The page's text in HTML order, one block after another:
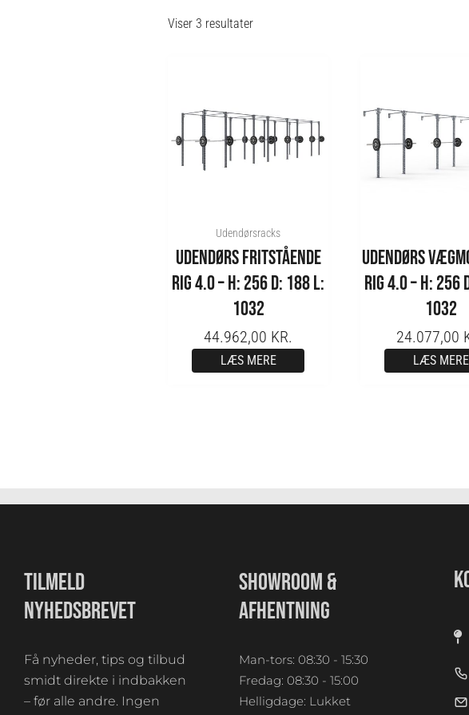
Viser 3 resultater
Udendørsracks
UDENDØRS FRITSTÅENDE
RIG 4.0 – H: 256 D: 188 L:
1032
44.962,00 KR.
LÆS MERE
UDENDØRS
RIG 4.0 – H: 256
1032
24.077,00
LÆS MERE
TILMELD
NYHEDSBREVET
Få nyheder, tips og tilbud
smidt direkte i indbakken
– før alle andre. Ingen
SHOWROOM &
AFHENTNING
Man-tors: 08:30 - 15:30
Fredag: 08:30 - 15:00
Helligdage: Lukket